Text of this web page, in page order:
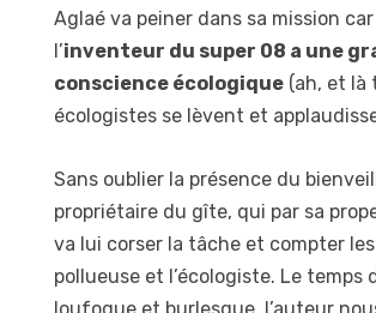
Aglaé va peiner dans sa mission
l’inventeur du super 08 a une
conscience écologique (ah, et là
écologistes se lèvent et
Sans oublier la présence du
propriétaire du gîte, qui par sa
va lui corser la tâche et compter
pollueuse et l’écologiste. Le temps